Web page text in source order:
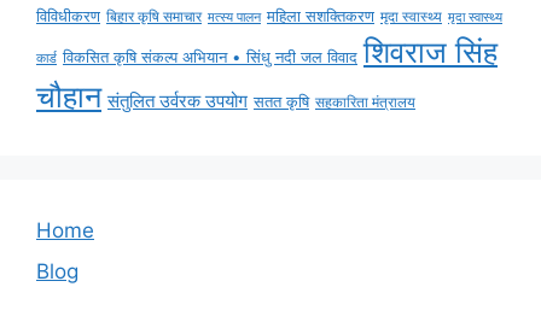
विविधीकरण बिहार कृषि समाचार मत्स्य पालन महिला सशक्तिकरण मृदा स्वास्थ्य मृदा स्वास्थ्य
कार्ड विकसित कृषि संकल्प अभियान • सिंधु नदी जल विवाद शिवराज सिंह
चौहान संतुलित उर्वरक उपयोग सतत कृषि सहकारिता मंत्रालय
Home
Blog